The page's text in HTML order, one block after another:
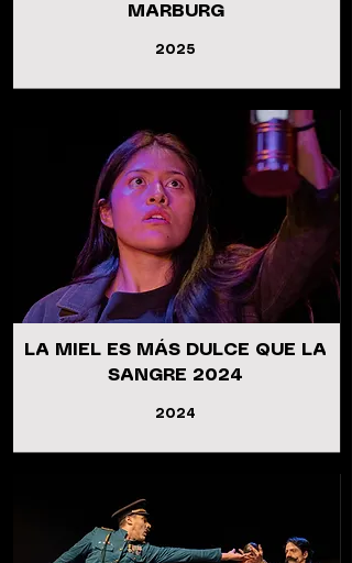
MARBURG
2025
LA MIEL ES MÁS DULCE QUE LA
SANGRE 2024
2024